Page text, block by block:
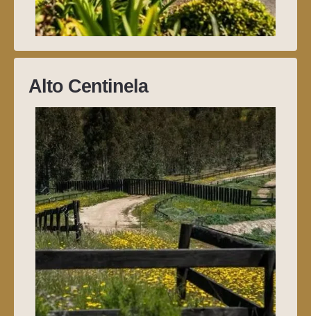
Alto Centinela